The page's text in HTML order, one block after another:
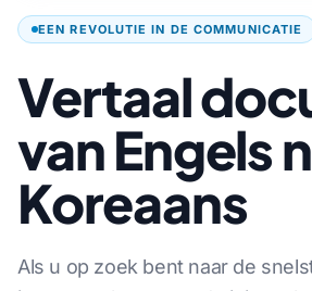
EEN REVOLUTIE IN DE COMMUNICATIE
Vertaal
van Engels
Koreaans
Als u op zoek bent naar de